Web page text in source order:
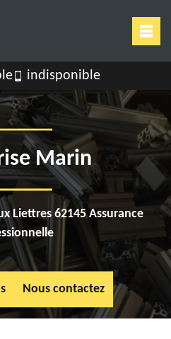
indisponible
Marin
Liettres 62145 Assurance
Nous contactez